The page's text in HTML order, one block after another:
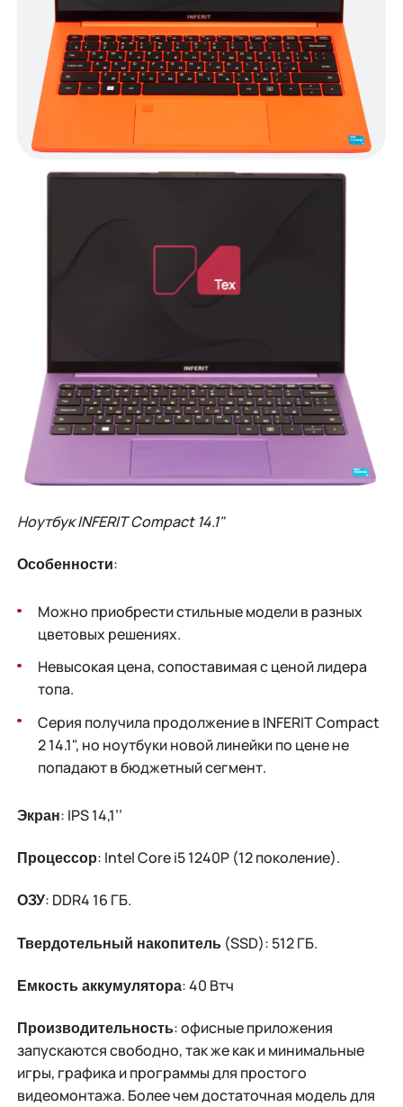
Ноутбук INFERIT Compact 14.1"
Особенности:
Можно приобрести стильные модели в разных
цветовых решениях.
Невысокая цена, сопоставимая с ценой лидера
топа.
Серия получила продолжение в INFERIT Compact
2 14.1", но ноутбуки новой линейки по цене не
попадают в бюджетный сегмент.
Экран: IPS 14,1’’
Процессор: Intel Core i5 1240P (12 поколение).
ОЗУ: DDR4 16 ГБ.
Твердотельный накопитель(SSD): 512 ГБ.
Емкость аккумулятора: 40 Втч
Производительность: офисные приложения
запускаются свободно, так же как и минимальные
игры, графика и программы для простого
видеомонтажа. Более чем достаточная модель для